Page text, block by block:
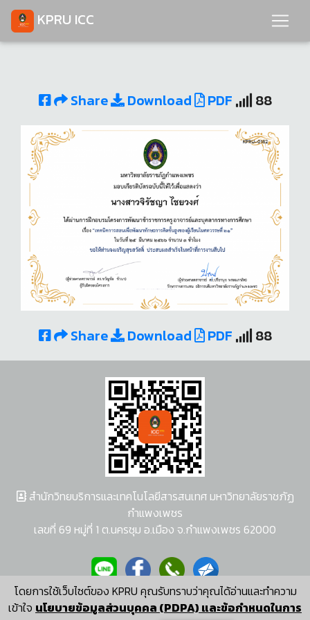
KPRU ICC
Share Download PDF 88
Share Download PDF 88
โดยการใช้เว็บไซต์ของ KPRU คุณรับทราบว่าคุณได้อ่านและทำความ
เข้าใจ นโยบายข้อมูลส่วนบุคคล (PDPA) และข้อกำหนดในการ
สำนักวิทยบริการและเทคโนโลยีสารสนเทศ มหาวิทยาลัยราชภัฏ
กำแพงเพชร
เลขที่ 69 หมู่ที่ 1 ต.นครชุม อ.เมือง จ.กำแพงเพชร 62000
ผู้พัฒนาระบบ อนุชา พวงผกา